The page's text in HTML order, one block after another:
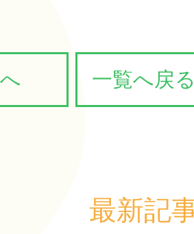
一覧へ戻
最新記